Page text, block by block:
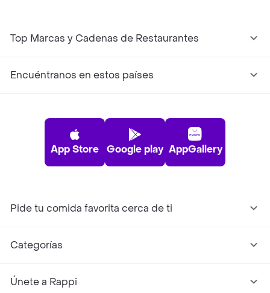
Top Marcas y Cadenas de Restaurantes
Encuéntranos en estos países
App Store Google play AppGallery
Pide tu comida favorita cerca de ti
Categorías
Únete a Rappi